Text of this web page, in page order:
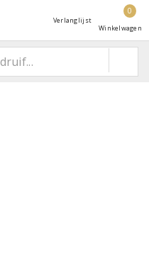
Verlanglijst
0
Winkelwagen